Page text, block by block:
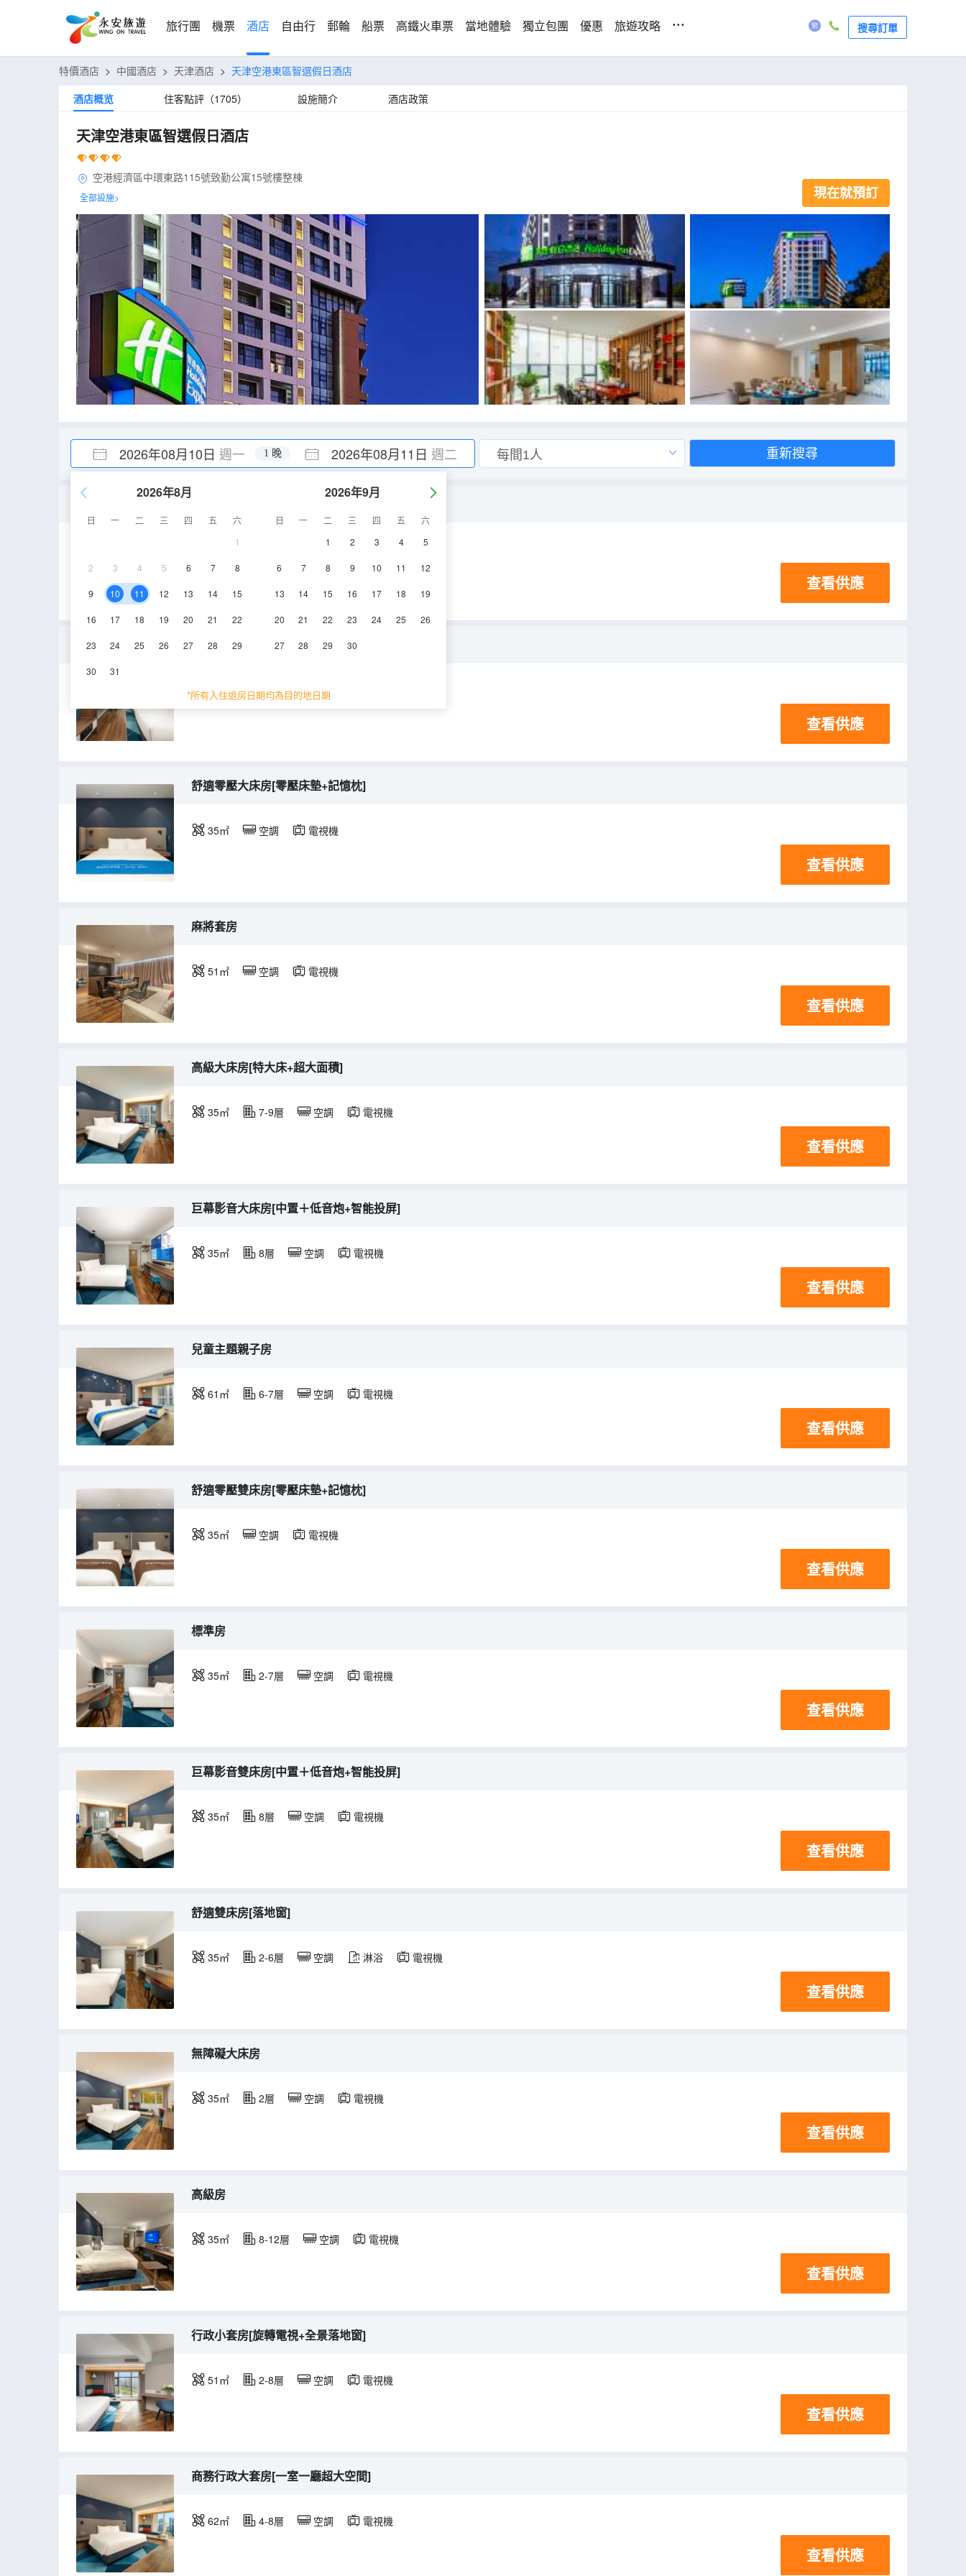
旅行團 機票 酒店 自由行 郵輪 船票 高鐵火車票 當地體驗 獨立包團 優惠 旅遊攻略 ... 搜尋訂單
特價酒店 > 中國酒店 > 天津酒店 > 天津空港東區智選假日酒店
酒店概览
住客點評（1705） 設施簡介 酒店政策
天津空港東區智選假日酒店
空港經濟區中環東路115號致勤公寓15號樓整棟
全部設施> 現在就預訂
2026年08月10日 週一 2026年08月11日 週二
1 晚
2026年8月
日 一 二 三 四 五
六
1
2 3 4 5 6 7 8
9 10 11 12 13 14 15
16 17 18 19 20 21 22
23 24 25 26 27 28 29
30 31
2026年9月
日 一 二 三 四 五
六
1
2 3 4 5
6 7 8 9 10 11 12
13 14 15 16 17 18 19
20 21 22 23 24 25 26
27 28 29 30
*所有入住退房日期均為目的地日期
重新搜尋
空調 淋浴 電視機
查看供應
高級雙床房[特大床+超大面積]
35㎡ 7-9層 空調
查看供應
舒適零壓大床房[零壓床墊+記憶枕]
35㎡ 空調 電視機
查看供應
麻將套房
51㎡ 空調 電視機
查看供應
高級大床房[特大床+超大面積]
35㎡ 7-9層 空調 電視機
查看供應
巨幕影音大床房[中置＋低音炮+智能投屏]
35㎡ 8層 空調 電視機
查看供應
兒童主題親子房
61㎡ 6-7層 空調 電視機
查看供應
舒適零壓雙床房[零壓床墊+記憶枕]
35㎡ 空調 電視機
查看供應
標準房
35㎡ 2-7層 空調 電視機
查看供應
巨幕影音雙床房[中置＋低音炮+智能投屏]
35㎡ 8層 空調 電視機
查看供應
舒適雙床房[落地窗]
35㎡ 2-6層 空調 淋浴 電視機
查看供應
無障礙大床房
35㎡ 2層 空調 電視機
查看供應
高級房
35㎡ 8-12層 空調 電視機
查看供應
行政小套房[旋轉電視+全景落地窗]
51㎡ 2-8層 空調 電視機
查看供應
商務行政大套房[一室一廳超大空間]
62㎡ 4-8層 空調 電視機
查看供應